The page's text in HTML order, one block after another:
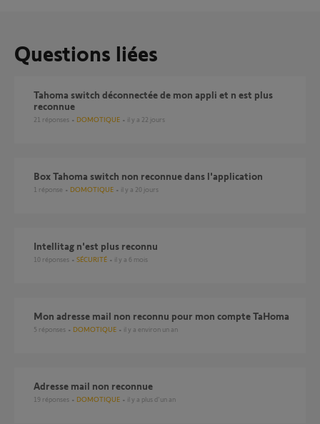
Questions liées
Tahoma switch déconnectée de mon appli et n est plus
reconnue
21 réponses DOMOTIQUE il y a 22 jours
Box Tahoma switch non reconnue dans l'application
1 réponse DOMOTIQUE il y a 20 jours
Intellitag n'est plus reconnu
10 réponses SÉCURITÉ il y a 6 mois
Mon adresse mail non reconnu pour mon compte TaHoma
5 réponses DOMOTIQUE il y a environ un an
Adresse mail non reconnue
19 réponses DOMOTIQUE il y a plus d'un an